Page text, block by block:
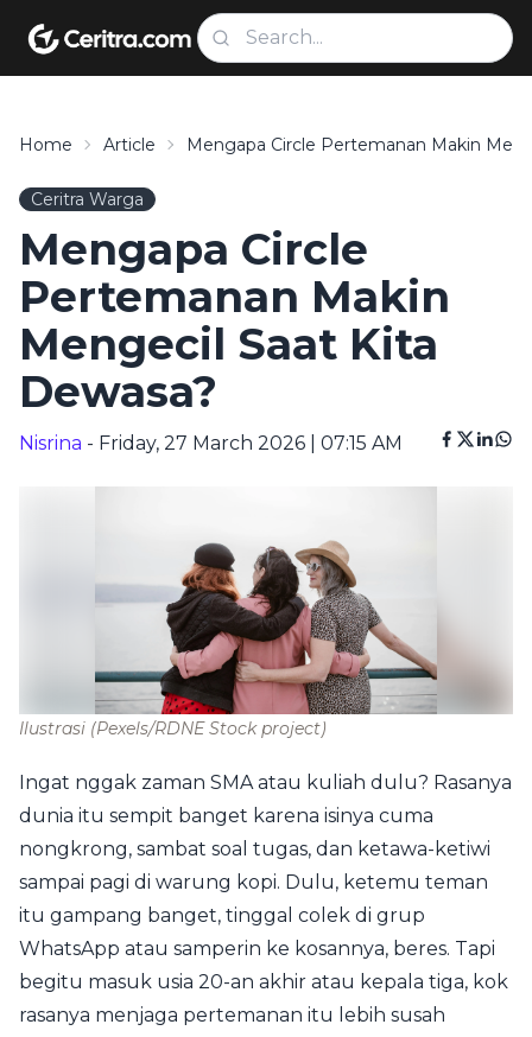
Home Article Mengapa Circle Pertemanan Makin
Ceritra Warga
Mengapa Circle
Pertemanan Makin
Mengecil Saat Kita
Dewasa?
Nisrina - Friday, 27 March 2026 | 07:15 AM
Ilustrasi (Pexels/RDNE Stock project)
Ingat nggak zaman SMA atau kuliah dulu? Rasanya
dunia itu sempit banget karena isinya cuma
nongkrong, sambat soal tugas, dan ketawa-ketiwi
sampai pagi di warung kopi. Dulu, ketemu teman
itu gampang banget, tinggal colek di grup
WhatsApp atau samperin ke kosannya, beres. Tapi
begitu masuk usia 20-an akhir atau kepala tiga, kok
rasanya menjaga pertemanan itu lebih susah